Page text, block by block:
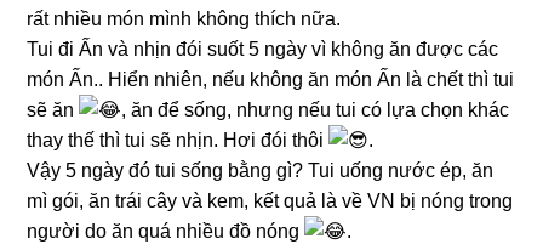
rất nhiều món mình không thích nữa.
Tui đi Ấn và nhịn đói suốt 5 ngày vì không ăn được các
món Ấn.. Hiển nhiên, nếu không ăn món Ấn là chết thì tui
sẽ ăn
, ăn để sống, nhưng nếu tui có lựa chọn khác
thay thế thì tui sẽ nhịn. Hơi đói thôi
.
Vậy 5 ngày đó tui sống bằng gì? Tui uống nước ép, ăn
mì gói, ăn trái cây và kem, kết quả là về VN bị nóng trong
người do ăn quá nhiều đồ nóng
.